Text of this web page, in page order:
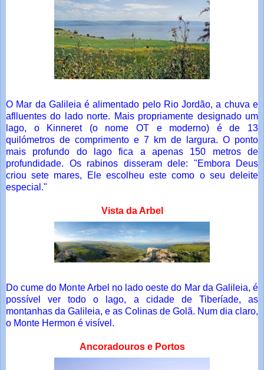
O Mar da Galileia é alimentado pelo Rio Jordão, a chuva e
aflluentes do lado norte. Mais propriamente designado um
lago, o Kinneret (o nome OT e moderno) é de 13
quilómetros de comprimento e 7 km de largura. O ponto
mais profundo do lago fica a apenas 150 metros de
profundidade. Os rabinos disseram dele: "Embora Deus
criou sete mares, Ele escolheu este como o seu deleite
especial."
Vista da Arbel
Do cume do Monte Arbel no lado oeste do Mar da Galileia, é
possível ver todo o lago, a cidade de Tiberíade, as
montanhas da Galileia, e as Colinas de Golã. Num dia claro,
o Monte Hermon é visível.
Ancoradouros e Portos